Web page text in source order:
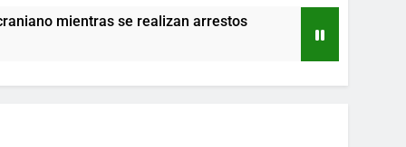
mientras se realizan arrestos